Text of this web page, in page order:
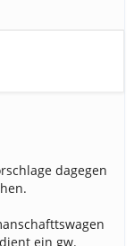
dagegen
ein gw.